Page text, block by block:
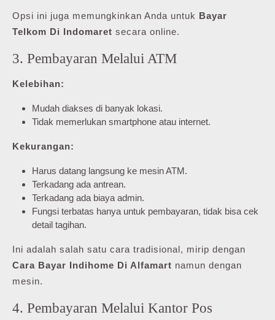
Opsi ini juga memungkinkan Anda untuk Bayar
Telkom Di Indomaret secara online.
3. Pembayaran Melalui ATM
Kelebihan:
Mudah diakses di banyak lokasi.
Tidak memerlukan smartphone atau internet.
Kekurangan:
Harus datang langsung ke mesin ATM.
Terkadang ada antrean.
Terkadang ada biaya admin.
Fungsi terbatas hanya untuk pembayaran, tidak bisa cek
detail tagihan.
Ini adalah salah satu cara tradisional, mirip dengan
Cara Bayar Indihome Di Alfamart namun dengan
mesin.
4. Pembayaran Melalui Kantor Pos